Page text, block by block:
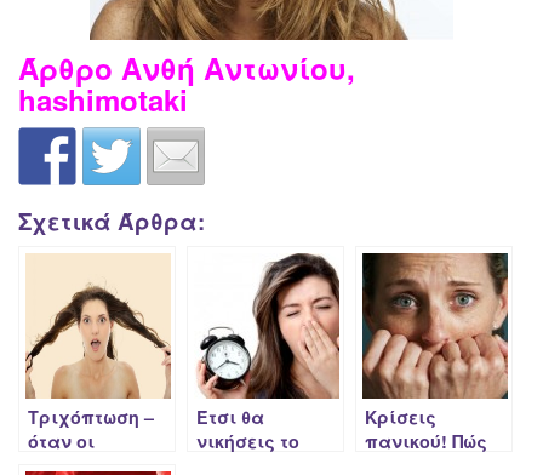
Άρθρο Ανθή Αντωνίου,
hashimotaki
Σχετικά Άρθρα:
Τριχόπτωση –
όταν οι
Έτσι θα
νικήσεις το
Κρίσεις
πανικού! Πώς